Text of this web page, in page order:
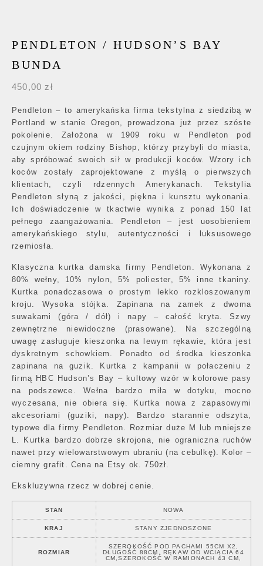
PENDLETON / HUDSON’S BAY
BUNDA
450,00 zł
Pendleton – to amerykańska firma tekstylna z siedzibą w
Portland w stanie Oregon, prowadzona już przez szóste
pokolenie. Założona w 1909 roku w Pendleton pod
czujnym okiem rodziny Bishop, którzy przybyli do miasta,
aby spróbować swoich sił w produkcji koców. Wzory ich
koców zostały zaprojektowane z myślą o pierwszych
klientach, czyli rdzennych Amerykanach. Tekstylia
Pendleton słyną z jakości, piękna i kunsztu wykonania.
Ich doświadczenie w tkactwie wynika z ponad 150 lat
pełnego zaangażowania. Pendleton – jest uosobieniem
amerykańskiego stylu, autentyczności i luksusowego
rzemiosła.
Klasyczna kurtka damska firmy Pendleton. Wykonana z
80% wełny, 10% nylon, 5% poliester, 5% inne tkaniny.
Kurtka ponadczasowa o prostym lekko rozkloszowanym
kroju. Wysoka stójka. Zapinana na zamek z dwoma
suwakami (góra / dół) i napy – całość kryta. Szwy
zewnętrzne niewidoczne (prasowane). Na szczególną
uwagę zasługuje kieszonka na lewym rękawie, która jest
dyskretnym schowkiem. Ponadto od środka kieszonka
zapinana na guzik. Kurtka z kampanii w połaczeniu z
firmą HBC Hudson’s Bay – kultowy wzór w kolorowe pasy
na podszewce. Wełna bardzo miła w dotyku, mocno
wyczesana, nie obiera się. Kurtka nowa z zapasowymi
akcesoriami (guziki, napy). Bardzo starannie odszyta,
typowe dla firmy Pendleton. Rozmiar duże M lub mniejsze
L. Kurtka bardzo dobrze skrojona, nie ograniczna ruchów
nawet przy wielowarstwowym ubraniu (na cebulkę). Kolor –
ciemny grafit. Cena na Etsy ok. 750zł.
Ekskluzywna rzecz w dobrej cenie.
STAN NOWA
KRAJ STANY ZJEDNOSZONE
ROZMIAR
SZEROKOŚĆ POD PACHAMI 55CM X2,
DŁUGOŚĆ 88CM, RĘKAW OD WCIĄCIA 64
CM,SZEROKOŚĆ W RAMIONACH 43 CM,